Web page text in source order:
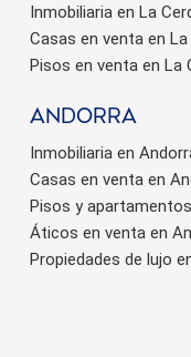
Inmobiliaria en La
Casas en venta en
Pisos en venta en La
Andorra
Inmobiliaria en
Casas en venta en
Pisos y
Áticos en venta en
Propiedades de lujo